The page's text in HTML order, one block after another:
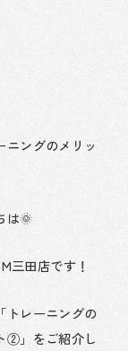
ニングのメリッ
は🌞
三田店です！
トレーニングの
②」をご紹介し